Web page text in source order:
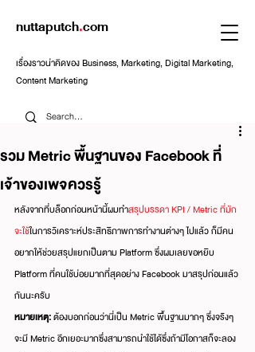
nuttaputch.com
เรื่องราวน่าคิดของ Business, Marketing, Digital Marketing,
Content Marketing
รวม Metric พื้นฐานของ Facebook ที่
เจ้าของเพจควรรู้
หลังจากที่บล็อกก่อนหน้านี้ผมทำสรุปบรรดา KPI / Metric ที่มัก
จะใช้ในการวิเคราะห์ประสิทธิภาพการทำงานต่างๆ ไปแล้ว ก็มีคน
อยากให้ช่วยสรุปแยกเป็นตาม Platform ซึ่งผมเลยขอหยิบ
Platform ที่คนใช้บ่อยมากที่สุดอย่าง Facebook มาสรุปก่อนแล้ว
กันนะครับ
หมายเหตุ: ต้องบอกก่อนว่านี่เป็น Metric พื้นฐานมากๆ ซึ่งจริงๆ
จะมี Metric อีกเยอะมากซึ่งสามารถนำใช้ได้ซึ่งถ้ามีโอกาสก็จะลอง